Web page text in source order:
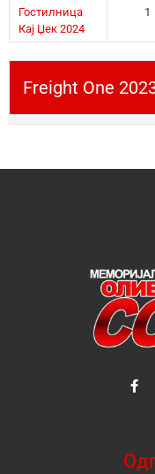
Гостилница
Кај Џек 2024
1
Freight One